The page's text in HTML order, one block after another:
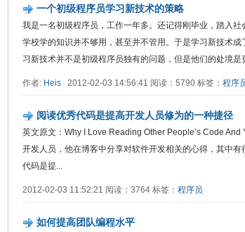
一个初级程序员学习新技术的策略
我是一名初级程序员，工作一年多。还记得刚毕业，踏入
学校学的知识并不够用，甚至并不管用。于是学习新技术
习新技术并不是初级程序员独有的问题，但是他们的处境
作者: Heis 2012-02-03 14:56:41 阅读：5790 标签： 程序
阅读优秀代码是提高开发人员修为的一种捷径
英文原文：Why I Love Reading Other People’s Code
开发人员，他在博客中分享对软件开发相关的心得，其中
代码是提...
2012-02-03 11:52:21 阅读：3764 标签： 程序员
如何提高团队编程水平